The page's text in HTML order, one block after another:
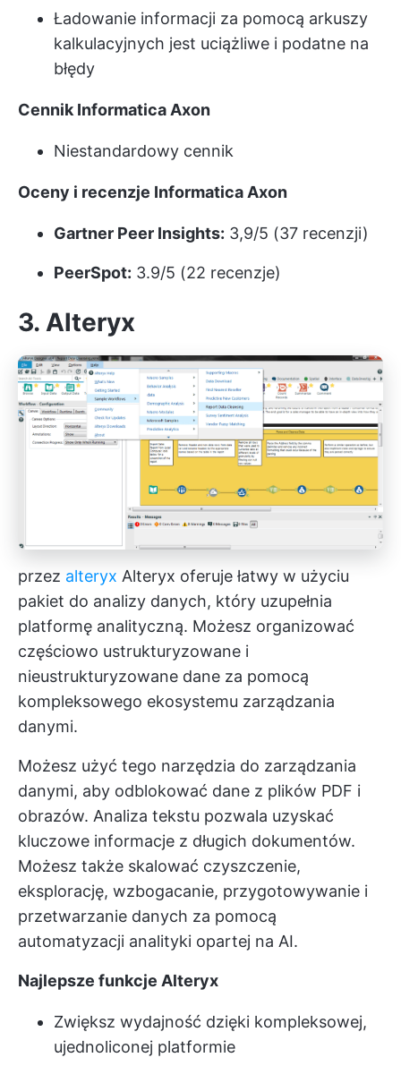
Ładowanie informacji za pomocą arkuszy
kalkulacyjnych jest uciążliwe i podatne na
błędy
Cennik Informatica Axon
Niestandardowy cennik
Oceny i recenzje Informatica Axon
Gartner Peer Insights: 3,9/5 (37 recenzji)
PeerSpot: 3.9/5 (22 recenzje)
3. Alteryx
przez alteryx Alteryx oferuje łatwy w użyciu
pakiet do analizy danych, który uzupełnia
platformę analityczną. Możesz organizować
częściowo ustrukturyzowane i
nieustrukturyzowane dane za pomocą
kompleksowego ekosystemu zarządzania
danymi.
Możesz użyć tego narzędzia do zarządzania
danymi, aby odblokować dane z plików PDF i
obrazów. Analiza tekstu pozwala uzyskać
kluczowe informacje z długich dokumentów.
Możesz także skalować czyszczenie,
eksplorację, wzbogacanie, przygotowywanie i
przetwarzanie danych za pomocą
automatyzacji analityki opartej na AI.
Najlepsze funkcje Alteryx
Zwiększ wydajność dzięki kompleksowej,
ujednoliconej platformie